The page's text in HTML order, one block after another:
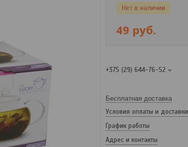
Нет в наличии
49 руб.
+375 (29) 644-76-52
Бесплатная доставка
Условия оплаты и доставки
График работы
Адрес и контакты